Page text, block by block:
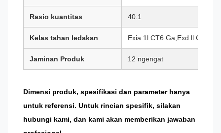
Rasio kuantitas 40:1
Kelas tahan ledakan Exia 1l CT6 Ga,Exd ll CT6
Jaminan Produk 12 ngengat
Dimensi produk, spesifikasi dan parameter hanya
untuk referensi. Untuk rincian spesifik, silakan
hubungi kami, dan kami akan memberikan jawaban